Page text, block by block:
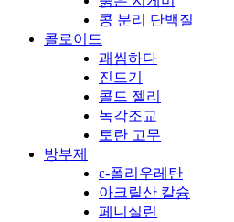
콩 분리 단백질
콜로이드
괘씸하다
진드기
콜드 젤리
녹각조교
토란 고무
방부제
ε-폴리우레탄
아크릴산 칼슘
페니실린